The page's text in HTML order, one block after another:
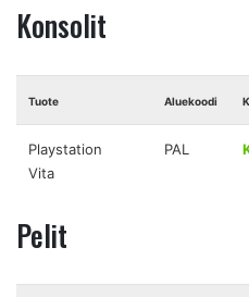
Konsolit
Tuote Aluekoodi
Playstation
Vita
PAL
Pelit